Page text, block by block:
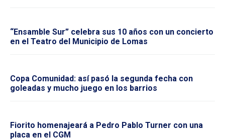
“Ensamble Sur” celebra sus 10 años con un concierto
en el Teatro del Municipio de Lomas
Copa Comunidad: así pasó la segunda fecha con
goleadas y mucho juego en los barrios
Fiorito homenajeará a Pedro Pablo Turner con una
placa en el CGM